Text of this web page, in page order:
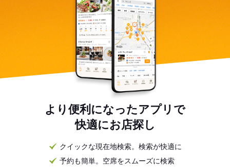
より便利になったアプリで
快適にお店探し
クイックな現在地検索。検索が快適に
予約も簡単。空席をスムーズに検索